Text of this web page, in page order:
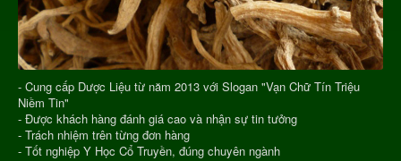
- Cung cấp Dược Liệu từ năm 2013 với Slogan "Vạn Chữ Tín Triệu
Niềm Tin"
- Được khách hàng đánh giá cao và nhận sự tin tưởng
- Trách nhiệm trên từng đơn hàng
- Tốt nghiệp Y Học Cổ Truyền, đúng chuyên ngành